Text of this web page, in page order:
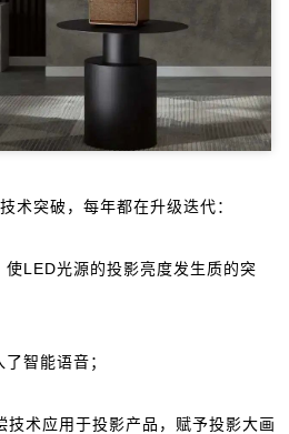
术突破，每年都在升级迭代：
LED光源的投影亮度发生质的突
智能语音；
术应用于投影产品，赋予投影大画